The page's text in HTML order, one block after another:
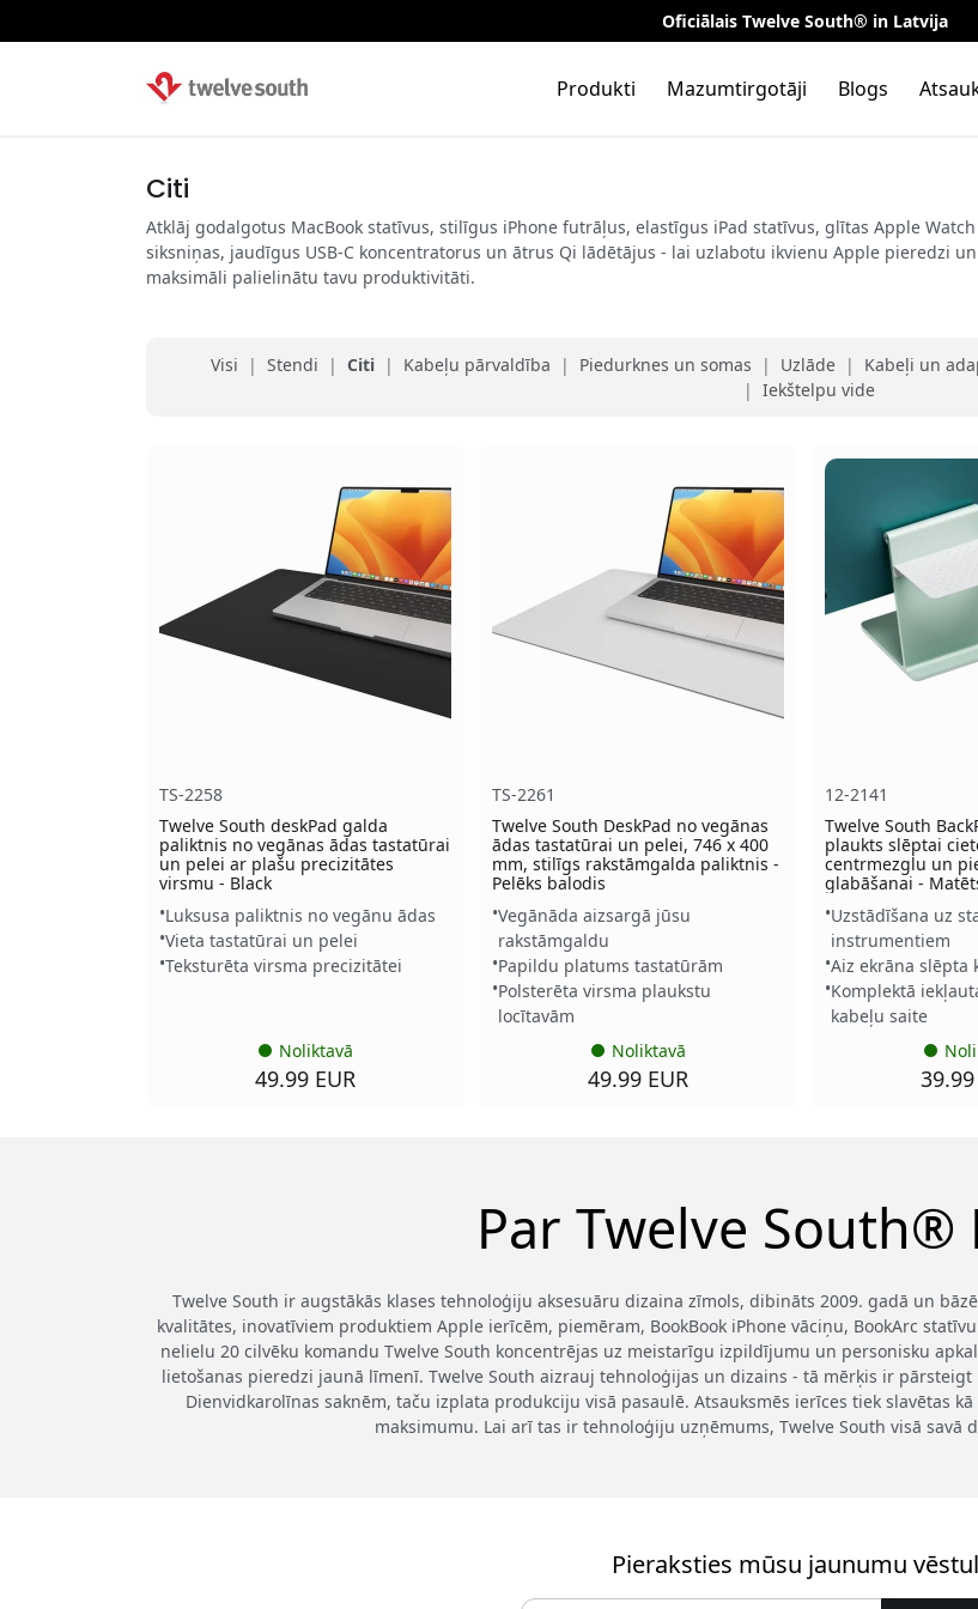
Oficiālais Twelve South® in Latvija
Produkti Mazumtirgotāji Blogs
Citi
Atklāj godalgotus MacBook statīvus, stilīgus iPhone futrāļus, elastīgus iPad statīvus, glītas Apple Watch
siksniņas, jaudīgus USB-C koncentratorus un ātrus Qi lādētājus - lai uzlabotu ikvienu Apple pieredzi un
maksimāli palielinātu tavu produktivitāti.
Visi | Stendi | Citi | Kabeļu pārvaldība | Piedurknes un somas | Uzlāde | Kabeļi un
| Iekštelpu vide
TS-2258
Twelve South deskPad galda
paliktnis no vegānas ādas tastatūrai
un pelei ar plašu precizitātes
virsmu - Black
Luksusa paliktnis no vegānu ādas
Vieta tastatūrai un pelei
Teksturēta virsma precizitātei
Noliktavā
49.99 EUR
TS-2261
Twelve South DeskPad no vegānas
ādas tastatūrai un pelei, 746 x 400
mm, stilīgs rakstāmgalda paliktnis -
Pelēks balodis
Vegānāda aizsargā jūsu
rakstāmgaldu
Papildu platums tastatūrām
Polsterēta virsma plaukstu
locītavām
Noliktavā
49.99 EUR
12-2141
Twelve South
plaukts slēptai
centrmezglu un
glabāšanai -
Uzstādīšana uz
instrumentiem
Aiz ekrāna slēpta
Komplektā
kabeļu saite
39.99
Par Twelve South®
Twelve South ir augstākās klases tehnoloģiju aksesuāru dizaina zīmols, dibināts 2009. gadā un
kvalitātes, inovatīviem produktiem Apple ierīcēm, piemēram, BookBook iPhone vāciņu, BookArc
nelielu 20 cilvēku komandu Twelve South koncentrējas uz meistarīgu izpildījumu un personisku
lietošanas pieredzi jaunā līmenī. Twelve South aizrauj tehnoloģijas un dizains - tā mērķis ir
Dienvidkarolīnas saknēm, taču izplata produkciju visā pasaulē. Atsauksmēs ierīces tiek slavētas
maksimumu. Lai arī tas ir tehnoloģiju uzņēmums, Twelve South visā savā
Pieraksties mūsu jaunumu